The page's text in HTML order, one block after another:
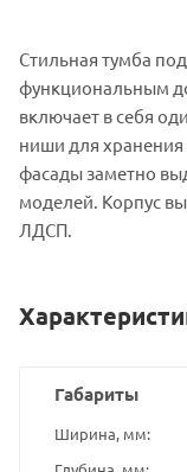
Стильная тумба
функциональным
включает в себя
ниши для
фасады заметно
моделей. Корпус
ЛДСП.
Габариты
Ширина, мм